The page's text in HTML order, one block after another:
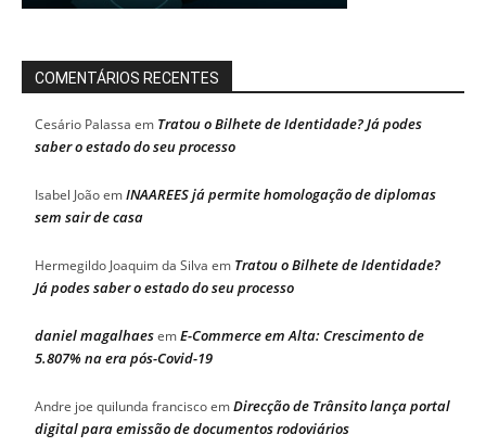
COMENTÁRIOS RECENTES
Cesário Palassa em Tratou o Bilhete de Identidade? Já podes
saber o estado do seu processo
Isabel JoãoemINAAREES já permite homologação de diplomas
sem sair de casa
Hermegildo Joaquim da Silva em Tratou o Bilhete de Identidade?
Já podes saber o estado do seu processo
daniel magalhaesemE-Commerce em Alta: Crescimento de
5.807% na era pós-Covid-19
Andre joe quilunda franciscoemDirecção de Trânsito lança portal
digital para emissão de documentos rodoviários